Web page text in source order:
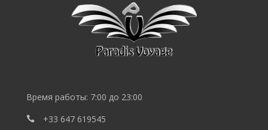
Время работы: 7:00 до 23:00
+33 647 619545